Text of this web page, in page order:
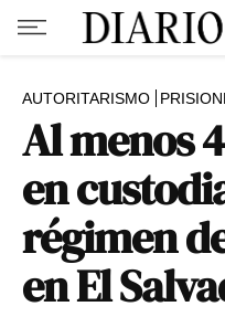
AUTORITARISMO
Al menos
en
régimen
en El